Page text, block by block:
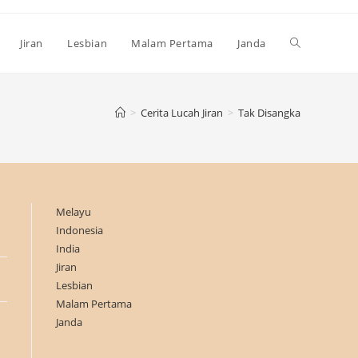
Jiran Lesbian Malam Pertama Janda Toggle
search
> Cerita Lucah Jiran > Tak Disangka
Melayu
Indonesia
India
Jiran
Lesbian
Malam Pertama
Janda